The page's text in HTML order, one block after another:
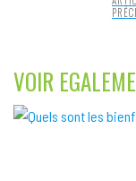
VOIR